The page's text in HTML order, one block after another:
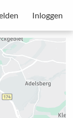
Inloggen